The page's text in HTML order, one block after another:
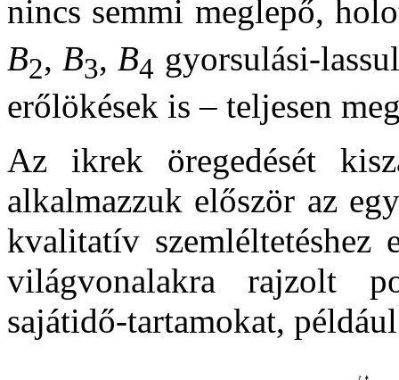
nincs semmi meglepő,
B2, B3, B4 gyorsulási-
erőlökések is – teljesen
Az ikrek öregedését
alkalmazzuk először az
kvalitatív
világvonalakra rajzolt
sajátidő-tartamokat,